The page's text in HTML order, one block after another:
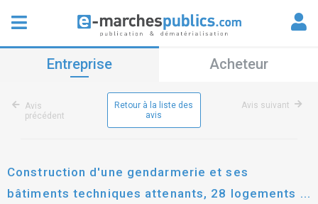
Entreprise Acheteur
Avis
précédent
Retour à la liste des
avis
Avis suivant
Construction d'une gendarmerie et ses
bâtiments techniques attenants, 28 logements